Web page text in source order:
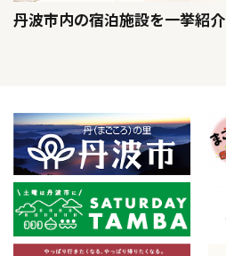
丹波市内の宿泊施設を一挙紹介